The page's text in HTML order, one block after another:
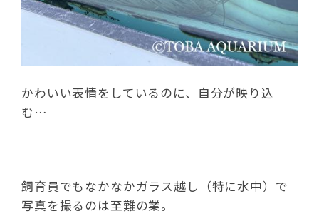
かわいい表情をしているのに、自分が映り込
む…
飼育員でもなかなかガラス越し（特に水中）で
写真を撮るのは至難の業。